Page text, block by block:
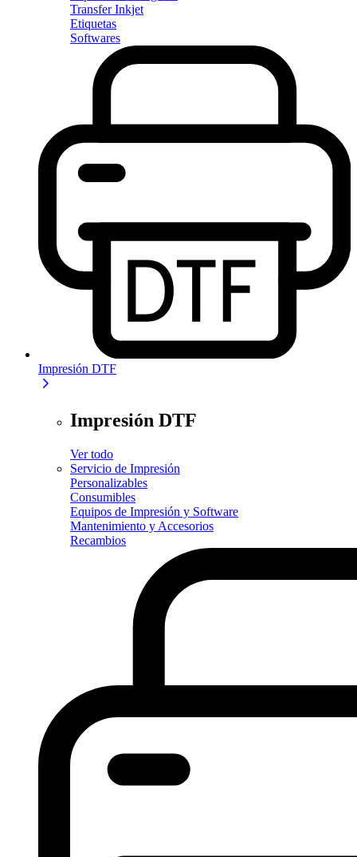
Transfer Inkjet
Etiquetas
Softwares
Impresión DTF
Impresión DTF
Ver todo
Servicio de Impresión
Personalizables
Consumibles
Equipos de Impresión y Software
Mantenimiento y Accesorios
Recambios